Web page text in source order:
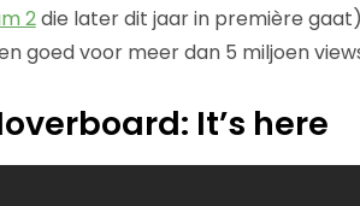
2die later dit jaar in première
goed voor meer dan 5 miljoen
It’s here